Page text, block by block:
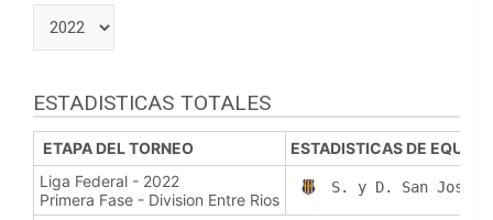
ESTADISTICAS TOTALES
ETAPA DEL TORNEO
ESTADISTICAS DE EQUIPO
Liga Federal - 2022
Primera Fase - Division Entre Rios
S. y D. San Jose